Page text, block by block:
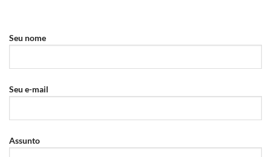
Seu nome
Seu e-mail
Assunto